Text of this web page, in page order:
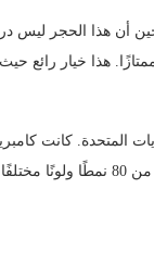
هذا خيار رائع
المتحدة. كانت
أنتجت هذا النوع من الأحجار الهندسية